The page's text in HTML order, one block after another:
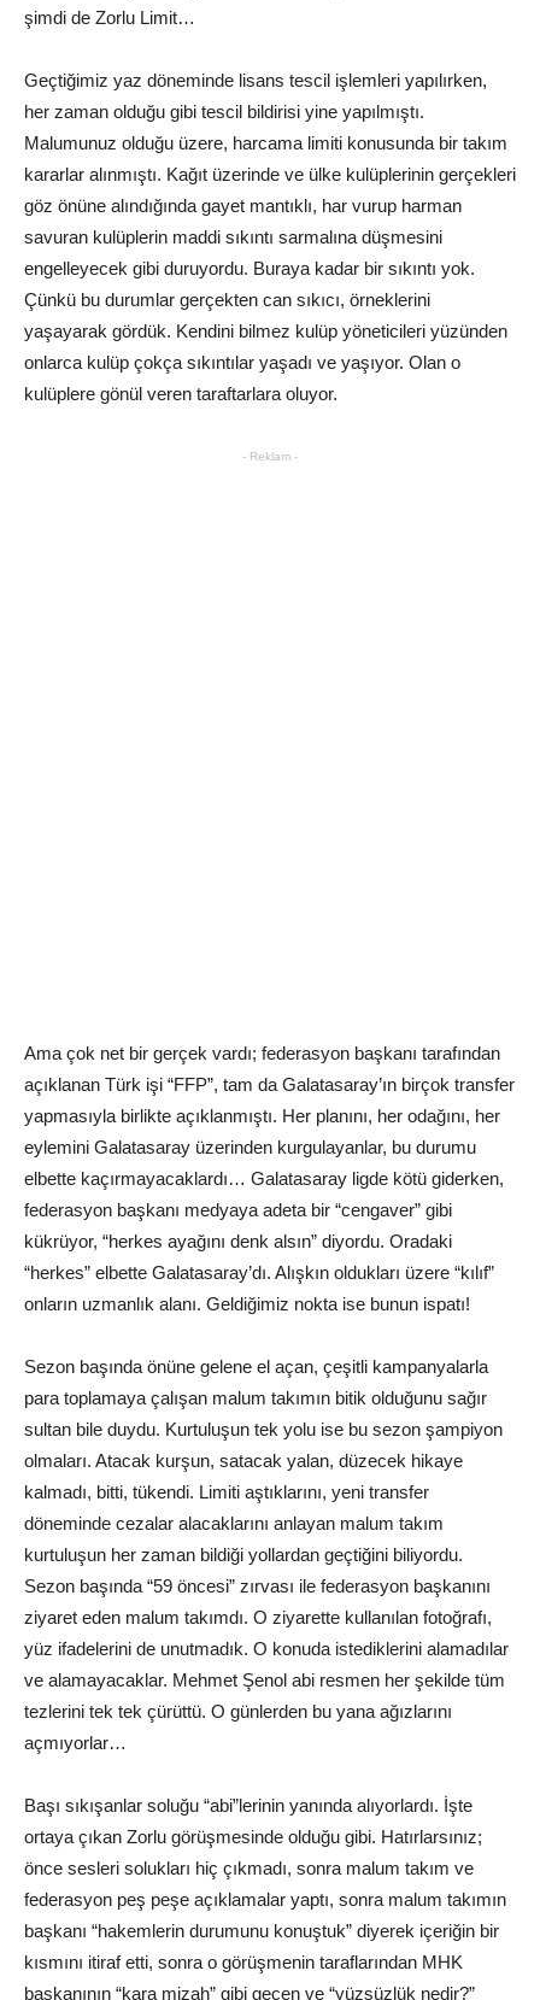
şimdi de Zorlu Limit…
Geçtiğimiz yaz döneminde lisans tescil işlemleri yapılırken,
her zaman olduğu gibi tescil bildirisi yine yapılmıştı.
Malumunuz olduğu üzere, harcama limiti konusunda bir takım
kararlar alınmıştı. Kağıt üzerinde ve ülke kulüplerinin gerçekleri
göz önüne alındığında gayet mantıklı, har vurup harman
savuran kulüplerin maddi sıkıntı sarmalına düşmesini
engelleyecek gibi duruyordu. Buraya kadar bir sıkıntı yok.
Çünkü bu durumlar gerçekten can sıkıcı, örneklerini
yaşayarak gördük. Kendini bilmez kulüp yöneticileri yüzünden
onlarca kulüp çokça sıkıntılar yaşadı ve yaşıyor. Olan o
kulüplere gönül veren taraftarlara oluyor.
- Reklam -
Ama çok net bir gerçek vardı; federasyon başkanı tarafından
açıklanan Türk işi “FFP”, tam da Galatasaray’ın birçok transfer
yapmasıyla birlikte açıklanmıştı. Her planını, her odağını, her
eylemini Galatasaray üzerinden kurgulayanlar, bu durumu
elbette kaçırmayacaklardı… Galatasaray ligde kötü giderken,
federasyon başkanı medyaya adeta bir “cengaver” gibi
kükrüyor, “herkes ayağını denk alsın” diyordu. Oradaki
“herkes” elbette Galatasaray’dı. Alışkın oldukları üzere “kılıf”
onların uzmanlık alanı. Geldiğimiz nokta ise bunun ispatı!
Sezon başında önüne gelene el açan, çeşitli kampanyalarla
para toplamaya çalışan malum takımın bitik olduğunu sağır
sultan bile duydu. Kurtuluşun tek yolu ise bu sezon şampiyon
olmaları. Atacak kurşun, satacak yalan, düzecek hikaye
kalmadı, bitti, tükendi. Limiti aştıklarını, yeni transfer
döneminde cezalar alacaklarını anlayan malum takım
kurtuluşun her zaman bildiği yollardan geçtiğini biliyordu.
Sezon başında “59 öncesi” zırvası ile federasyon başkanını
ziyaret eden malum takımdı. O ziyarette kullanılan fotoğrafı,
yüz ifadelerini de unutmadık. O konuda istediklerini alamadılar
ve alamayacaklar. Mehmet Şenol abi resmen her şekilde tüm
tezlerini tek tek çürüttü. O günlerden bu yana ağızlarını
açmıyorlar…
Başı sıkışanlar soluğu “abi”lerinin yanında alıyorlardı. İşte
ortaya çıkan Zorlu görüşmesinde olduğu gibi. Hatırlarsınız;
önce sesleri solukları hiç çıkmadı, sonra malum takım ve
federasyon peş peşe açıklamalar yaptı, sonra malum takımın
başkanı “hakemlerin durumunu konuştuk” diyerek içeriğin bir
kısmını itiraf etti, sonra o görüşmenin taraflarından MHK
başkanının “kara mizah” gibi geçen ve “yüzsüzlük nedir?”